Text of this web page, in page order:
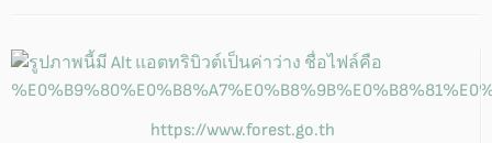
https://www.forest.go.th